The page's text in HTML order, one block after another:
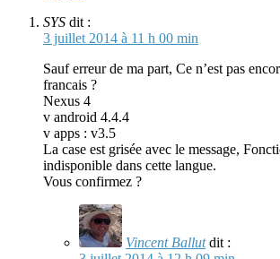
SYS dit :
3 juillet 2014 à 11 h 00 min
Sauf erreur de ma part, Ce n’est pas
francais ?
Nexus 4
v android 4.4.4
v apps : v3.5
La case est grisée avec le message,
indisponible dans cette langue.
Vous confirmez ?
Vincent Ballut dit :